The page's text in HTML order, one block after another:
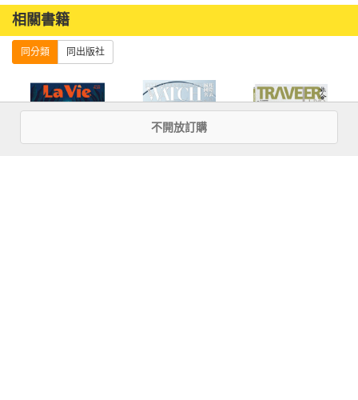
094 回到未來！影視裡的復古未來主義
專訪漫威美術指導 Kasra Farahani
100 經典不敗！編輯的神片清單
開箱觀瀾島悅椿度假酒店&周邊景點
138 LIFESTYLE 一貫一口、一握之間，江戶前壽司的究極美味
專訪亘一郎KOICHIRO、鮨嘉仁
144 VIVA GOURMET 季節流轉，在地旬味的五感體驗
相關書籍
同分類 同出版社
不開放訂購